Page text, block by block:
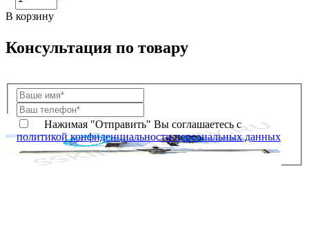
В корзину
Консультация по товару
Нажимая "Отправить" Вы соглашаетесь с
политикой конфиденциальности персональных данных